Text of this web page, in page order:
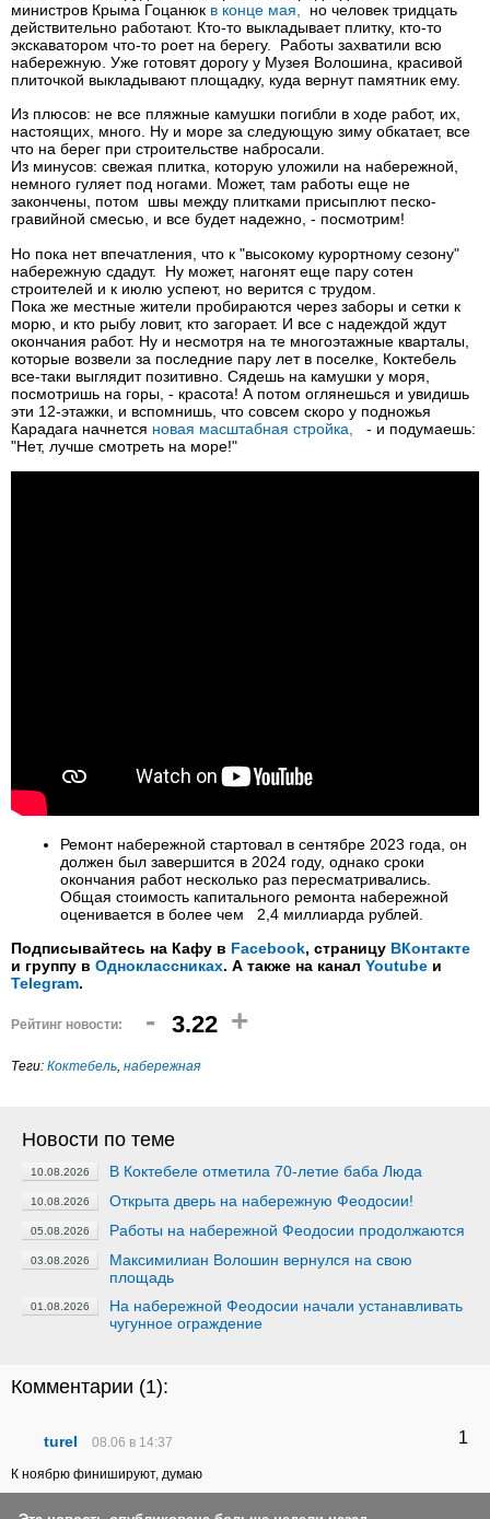
министров Крыма Гоцанюк в конце мая,
но человек тридцать
действительно работают. Кто-то выкладывает плитку, кто-то
экскаватором что-то роет на берегу. Работы захватили всю
набережную. Уже готовят дорогу у Музея Волошина, красивой
плиточкой выкладывают площадку, куда вернут памятник ему.
Из плюсов: не все пляжные камушки погибли в ходе работ, их,
настоящих, много. Ну и море за следующую зиму обкатает, все
что на берег при строительстве набросали.
Из минусов: свежая плитка, которую уложили на набережной,
немного гуляет под ногами. Может, там работы еще не
закончены, потом швы между плитками присыплют песко-
гравийной смесью, и все будет надежно, - посмотрим!
Но пока нет впечатления, что к "высокому курортному сезону"
набережную сдадут. Ну может, нагонят еще пару сотен
строителей и к июлю успеют, но верится с трудом.
Пока же местные жители пробираются через заборы и сетки к
морю, и кто рыбу ловит, кто загорает. И все с надеждой ждут
окончания работ. Ну и несмотря на те многоэтажные кварталы,
которые возвели за последние пару лет в поселке, Коктебель
все-таки выглядит позитивно. Сядешь на камушки у моря,
посмотришь на горы, - красота! А потом оглянешься и увидишь
эти 12-этажки, и вспомнишь, что совсем скоро у подножья
Карадага начнется новая масштабная стройка,
- и подумаешь:
"Нет, лучше смотреть на море!"
Ремонт набережной стартовал в сентябре 2023 года, он
должен был завершится в 2024 году, однако сроки
окончания работ несколько раз пересматривались.
Общая стоимость капитального ремонта набережной
оценивается в более чем 2,4 миллиарда рублей.
Подписывайтесь на Кафу в Facebook, страницу ВКонтакте
и группу в Одноклассниках. А также на канал Youtube и
Telegram.
Рейтинг новости: - 3.22 +
Теги: Коктебель, набережная
Новости по теме
10.08.2026 В Коктебеле отметила 70-летие баба Люда
10.08.2026 Открыта дверь на набережную Феодосии!
05.08.2026 Работы на набережной Феодосии продолжаются
03.08.2026
Максимилиан Волошин вернулся на свою
площадь
01.08.2026
На набережной Феодосии начали устанавливать
чугунное ограждение
Комментарии (1):
turel 08.06 в 14:37 1
К ноябрю финишируют, думаю